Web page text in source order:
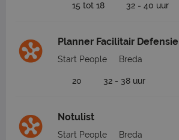
15 tot 18 32 - 40 uur
Planner Facilitair Defensie
Start People Breda
20 32 - 38 uur
Notulist
Start People Breda